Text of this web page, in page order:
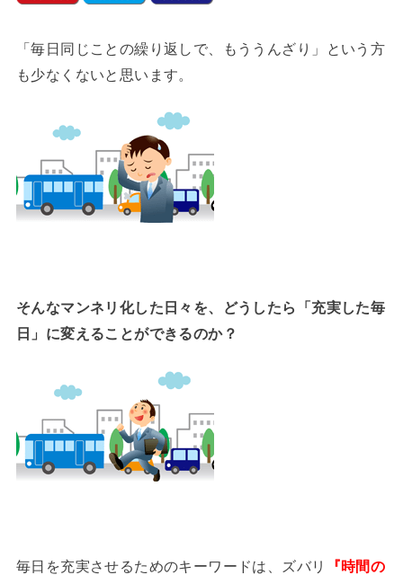
「毎日同じことの繰り返しで、もううんざり」という方
も少なくないと思います。
そんなマンネリ化した日々を、どうしたら「充実した毎
日」に変えることができるのか？
毎日を充実させるためのキーワードは、ズバリ
『時間の